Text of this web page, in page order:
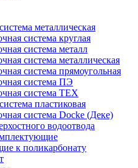
металлическая
система круглая
система металл
система металлическая
система прямоугольная
система ПЭ
система ТЕХ
пластиковая
система Docke (Деке)
водоотвода
к поликарбонату